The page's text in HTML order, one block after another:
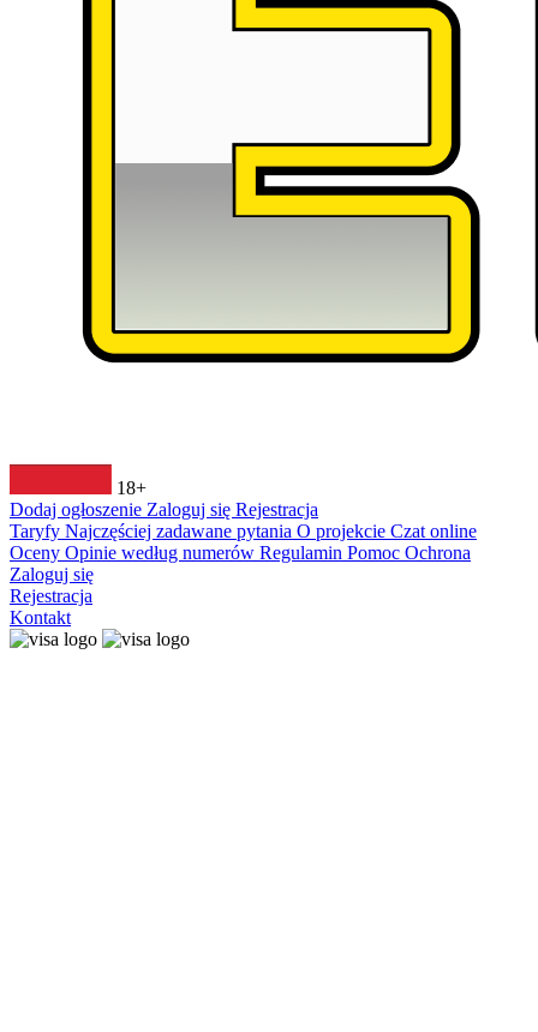
18+
Dodaj ogłoszenie Zaloguj się Rejestracja
Taryfy Najczęściej zadawane pytania O projekcie Czat online
Oceny Opinie według numerów Regulamin Pomoc Ochrona
Zaloguj się
Rejestracja
Kontakt